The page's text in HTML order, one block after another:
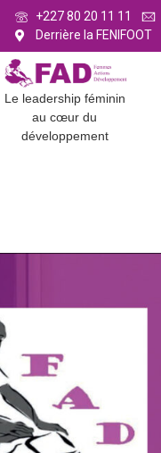
+227 80 20 11 11
Derrière la FENIFOOT
Le leadership féminin
au cœur du
développement